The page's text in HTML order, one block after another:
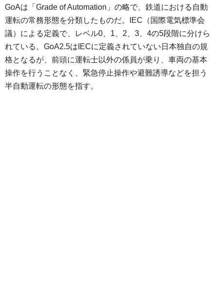
GoAは「Grade of Automation」の略で、鉄道における自動
運転の常務形態を分類したものだ。IEC（国際電気標準会
議）による定義で、レベル0、1、2、3、4の5段階に分けら
れている。GoA2.5はIECに定義されていない日本独自の規
格となるが、前頭に運転士以外の係員が乗り、車両の基本
操作を行うことなく、緊急停止操作や避難誘導などを担う
半自動運転の形態を指す。